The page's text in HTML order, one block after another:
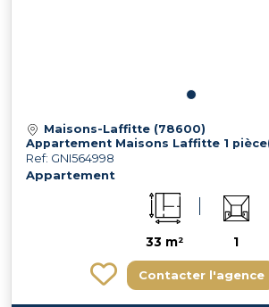
Maisons-Laffitte (78600)
Appartement Maisons Laffitte 1
Ref: GNI564998
Appartement
33 m² 1
Contacter l'agence